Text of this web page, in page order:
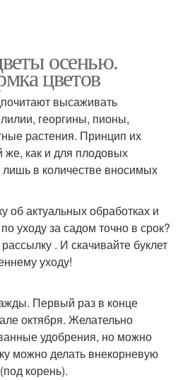
осенью.
цветов
высаживать
георгины, пионы,
растения. Принцип их
же, как и для плодовых
лишь в количестве вносимых
об актуальных обработках и
уходу за садом точно в срок?
. И скачивайте буклет
уходу!
Первый раз в конце
октября. Желательно
удобрения, но можно
можно делать внекорневую
корень).